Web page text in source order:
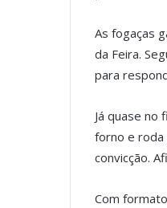
As fogaças
da Feira.
para
Já quase no
forno e roda
convicção.
Com